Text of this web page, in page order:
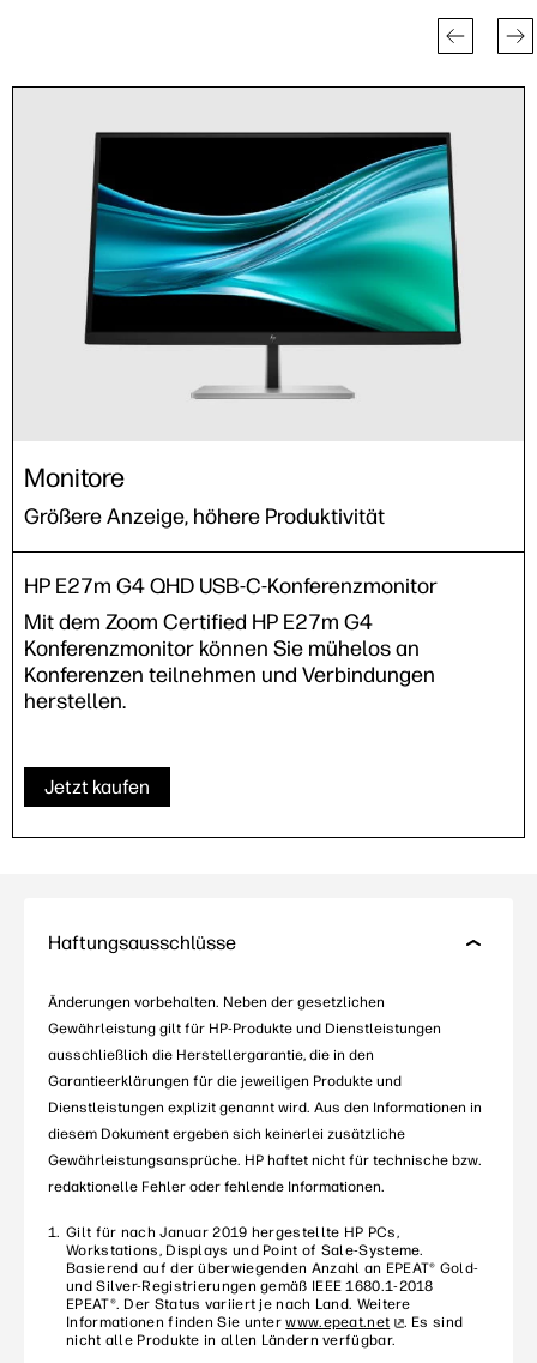
Monitore
Größere Anzeige, höhere Produktivität
HP E27m G4 QHD USB-C-Konferenzmonitor
Mit dem Zoom Certified HP E27m G4
Konferenzmonitor können Sie mühelos an
Konferenzen teilnehmen und Verbindungen
herstellen.
Jetzt kaufen
Haftungsausschlüsse
Änderungen vorbehalten. Neben der gesetzlichen
Gewährleistung gilt für HP-Produkte und Dienstleistungen
ausschließlich die Herstellergarantie, die in den
Garantieerklärungen für die jeweiligen Produkte und
Dienstleistungen explizit genannt wird. Aus den Informationen in
diesem Dokument ergeben sich keinerlei zusätzliche
Gewährleistungsansprüche. HP haftet nicht für technische bzw.
redaktionelle Fehler oder fehlende Informationen.
Gilt für nach Januar 2019 hergestellte HP PCs,
Workstations, Displays und Point of Sale-Systeme.
Basierend auf der überwiegenden Anzahl an EPEAT® Gold-
und Silver-Registrierungen gemäß IEEE 1680.1-2018
EPEAT®. Der Status variiert je nach Land. Weitere
Informationen finden Sie unterwww.epeat.net
. Es sind
nicht alle Produkte in allen Ländern verfügbar.